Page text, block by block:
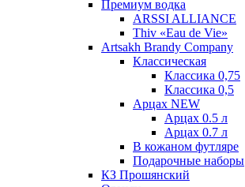
Премиум водка
ARSSI ALLIANCE
Thiv «Eau de Vie»
Artsakh Brandy Company
Классическая
Классика 0,75
Классика 0,5
Арцах NEW
Арцах 0.5 л
Арцах 0.7 л
В кожаном футляре
Подарочные наборы
КЗ Прошянский